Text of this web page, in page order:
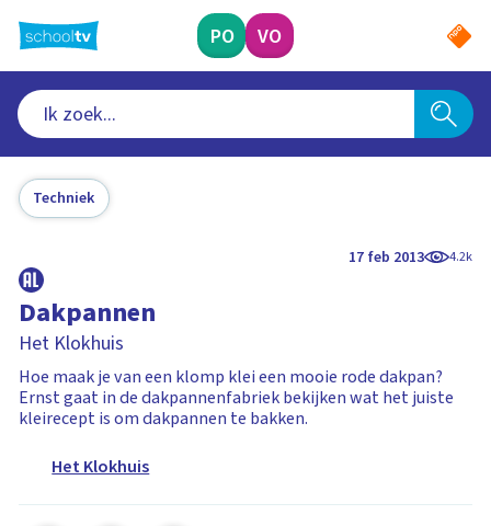
naar
hoofdinhoud
PO VO
Techniek
17 feb 2013 4.2k
Dakpannen
Het Klokhuis
Hoe maak je van een klomp klei een mooie rode dakpan?
Ernst gaat in de dakpannenfabriek bekijken wat het juiste
kleirecept is om dakpannen te bakken.
Het Klokhuis